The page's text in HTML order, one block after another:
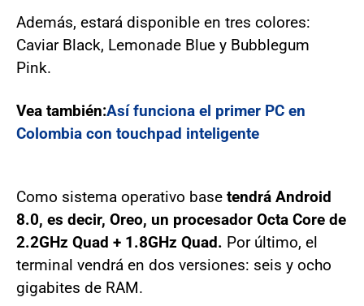
Además, estará disponible en tres colores:
Caviar Black, Lemonade Blue y Bubblegum
Pink.
Vea también:Así funciona el primer PC en
Colombia con touchpad inteligente
Como sistema operativo base tendrá Android
8.0, es decir, Oreo, un procesador Octa Core de
2.2GHz Quad + 1.8GHz Quad. Por último, el
terminal vendrá en dos versiones: seis y ocho
gigabites de RAM.